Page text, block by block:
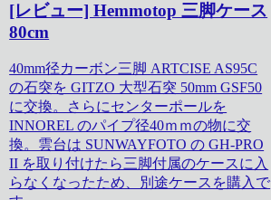
[レビュー] Hemmotop 三脚ケース
80cm
40mm径カーボン三脚 ARTCISE AS95C
の石突を GITZO 大型石突 50mm GSF50
に交換。さらにセンターポールを
INNOREL のパイプ径40ｍｍの物に交
換。雲台は SUNWAYFOTO の GH-PRO
II を取り付けたら三脚付属のケースに入
らなくなったため、別途ケースを購入で